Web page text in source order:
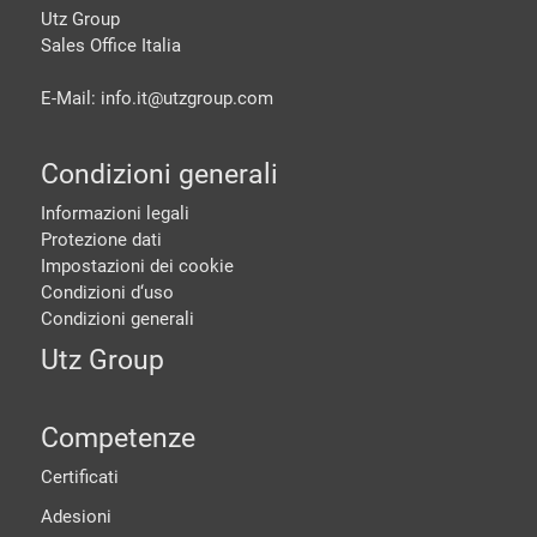
Utz Group
Sales Office Italia
E-Mail: info.it@utzgroup.com
Condizioni generali
Informazioni legali
Protezione dati
Impostazioni dei cookie
Condizioni d‘uso
Condizioni generali
Utz Group
Competenze
Certificati
Adesioni